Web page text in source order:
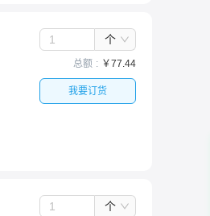
个
总额 ￥77.44
我要订货
个